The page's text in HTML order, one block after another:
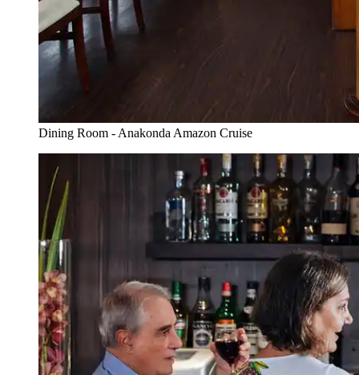
Dining Room - Anakonda Amazon Cruise